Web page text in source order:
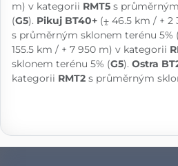
m) v kategorii RMT5 s
(G5). Pikuj BT40+ (⨦ 46.5 km / +
s průměrným sklonem terénu 5% (
155.5 km / + 7 950 m) v kategorii
sklonem terénu 5% (G5). Ostra
kategorii RMT2 s průměrným